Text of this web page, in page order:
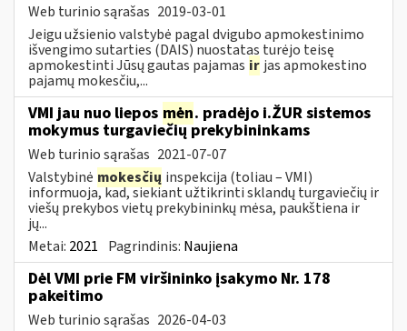
Web turinio sąrašas 2019-03-01
Jeigu užsienio valstybė pagal dvigubo apmokestinimo
išvengimo sutarties (DAIS) nuostatas turėjo teisę
apmokestinti Jūsų gautas pajamas ir jas apmokestino
pajamų mokesčiu,...
VMI jau nuo liepos mėn. pradėjo i.ŽUR sistemos
mokymus turgaviečių prekybininkams
Web turinio sąrašas 2021-07-07
Valstybinė mokesčių inspekcija (toliau – VMI)
informuoja, kad, siekiant užtikrinti sklandų turgaviečių ir
viešų prekybos vietų prekybininkų mėsa, paukštiena ir
jų...
Metai: 2021 Pagrindinis: Naujiena
Dėl VMI prie FM viršininko įsakymo Nr. 178
pakeitimo
Web turinio sąrašas 2026-04-03